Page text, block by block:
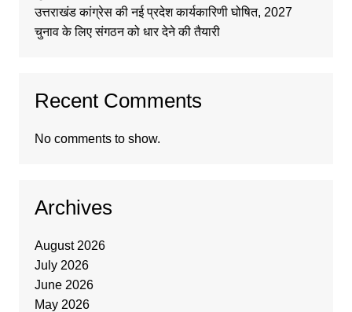
उत्तराखंड कांग्रेस की नई प्रदेश कार्यकारिणी घोषित, 2027
चुनाव के लिए संगठन को धार देने की तैयारी
Recent Comments
No comments to show.
Archives
August 2026
July 2026
June 2026
May 2026